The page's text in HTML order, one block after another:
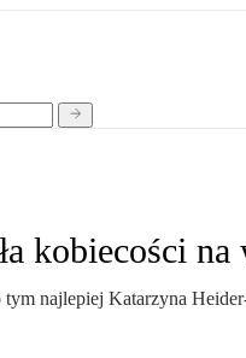
kobiecości na
tym najlepiej Katarzyna